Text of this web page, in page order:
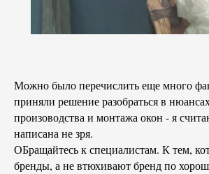
Можно было перечислить еще много
приняли решение разобраться в
произоводства и монтажа окон - я
написана не зря.
ОБращайтесь к специалистам. К тем,
бренды, а не втюхивают бренд по